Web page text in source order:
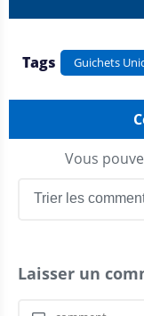
Tags Guichets
Vous
Laisser un